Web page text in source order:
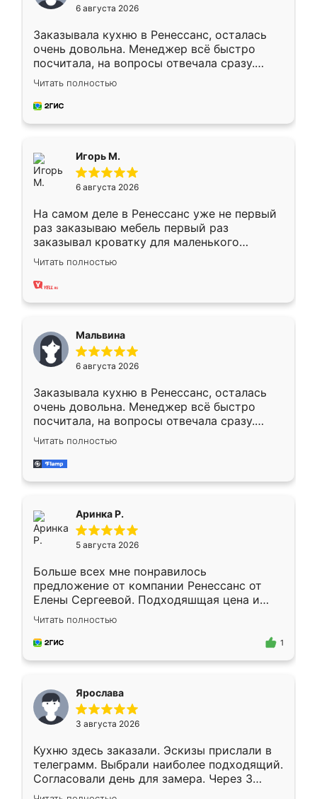
6 августа 2026
Заказывала кухню в Ренессанс, осталась
очень довольна. Менеджер всё быстро
посчитала, на вопросы отвечала сразу.
Замерщик приехал в субботу, подошёл к
делу со всей ответственностью. Собрали
за день, ребята работали аккуратно, даже
Читать полностью
Игорь М.
6 августа 2026
На самом деле в Ренессанс уже не первый
раз заказываю мебель первый раз
заказывал кроватку для маленького
ребёнка при его рождении ,во второй раз
заказал шкаф-купе. По качеству очень
хорошее сборка достаточно быстрая,
меньше, здесь же он более разнообразный.
Мне нравится ,если что-то потребуется из
мебели буду заказывать только здесь.
Читать полностью
Мальвина
6 августа 2026
Заказывала кухню в Ренессанс, осталась
очень довольна. Менеджер всё быстро
посчитала, на вопросы отвечала сразу.
Замерщик приехал в субботу, подошёл к
делу со всей ответственностью. Собрали
за день, ребята работали аккуратно, даже
Читать полностью
Аринка Р.
5 августа 2026
Больше всех мне понравилось
предложение от компании Ренессанс от
Елены Сергеевой. Подходяшщая цена и
короткие сроки изготовления. Приехавший
для замера сотрудник Владислав
предложил по моему эскизу самый
Читать полностью
1
Ярослава
3 августа 2026
Кухню здесь заказали. Эскизы прислали в
телеграмм. Выбрали наиболее подходящий.
Согласовали день для замера. Через 3
недели кухня была уже готова. Остались